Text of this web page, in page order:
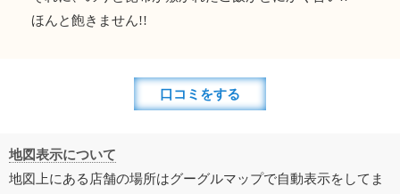
ほんと飽きません!!
口コミをする
地図表示について
地図上にある店舗の場所はグーグルマップで自動表示をしてま